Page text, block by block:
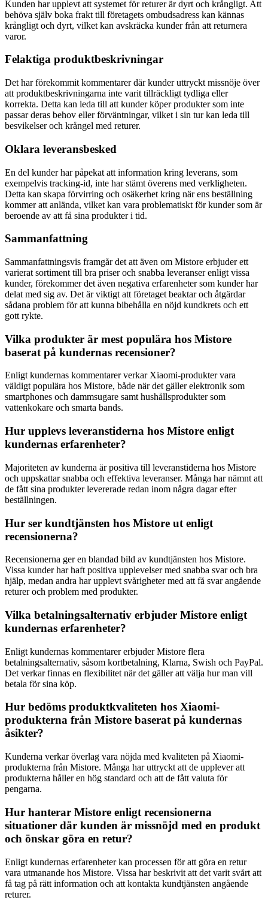
Kunden har upplevt att systemet för returer är dyrt och krångligt. Att
behöva själv boka frakt till företagets ombudsadress kan kännas
krångligt och dyrt, vilket kan avskräcka kunder från att returnera
varor.
Felaktiga produktbeskrivningar
Det har förekommit kommentarer där kunder uttryckt missnöje över
att produktbeskrivningarna inte varit tillräckligt tydliga eller
korrekta. Detta kan leda till att kunder köper produkter som inte
passar deras behov eller förväntningar, vilket i sin tur kan leda till
besvikelser och krångel med returer.
Oklara leveransbesked
En del kunder har påpekat att information kring leverans, som
exempelvis tracking-id, inte har stämt överens med verkligheten.
Detta kan skapa förvirring och osäkerhet kring när ens beställning
kommer att anlända, vilket kan vara problematiskt för kunder som är
beroende av att få sina produkter i tid.
Sammanfattning
Sammanfattningsvis framgår det att även om Mistore erbjuder ett
varierat sortiment till bra priser och snabba leveranser enligt vissa
kunder, förekommer det även negativa erfarenheter som kunder har
delat med sig av. Det är viktigt att företaget beaktar och åtgärdar
sådana problem för att kunna bibehålla en nöjd kundkrets och ett
gott rykte.
Vilka produkter är mest populära hos Mistore
baserat på kundernas recensioner?
Enligt kundernas kommentarer verkar Xiaomi-produkter vara
väldigt populära hos Mistore, både när det gäller elektronik som
smartphones och dammsugare samt hushållsprodukter som
vattenkokare och smarta bands.
Hur upplevs leveranstiderna hos Mistore enligt
kundernas erfarenheter?
Majoriteten av kunderna är positiva till leveranstiderna hos Mistore
och uppskattar snabba och effektiva leveranser. Många har nämnt att
de fått sina produkter levererade redan inom några dagar efter
beställningen.
Hur ser kundtjänsten hos Mistore ut enligt
recensionerna?
Recensionerna ger en blandad bild av kundtjänsten hos Mistore.
Vissa kunder har haft positiva upplevelser med snabba svar och bra
hjälp, medan andra har upplevt svårigheter med att få svar angående
returer och problem med produkter.
Vilka betalningsalternativ erbjuder Mistore enligt
kundernas erfarenheter?
Enligt kundernas kommentarer erbjuder Mistore flera
betalningsalternativ, såsom kortbetalning, Klarna, Swish och PayPal.
Det verkar finnas en flexibilitet när det gäller att välja hur man vill
betala för sina köp.
Hur bedöms produktkvaliteten hos Xiaomi-
produkterna från Mistore baserat på kundernas
åsikter?
Kunderna verkar överlag vara nöjda med kvaliteten på Xiaomi-
produkterna från Mistore. Många har uttryckt att de upplever att
produkterna håller en hög standard och att de fått valuta för
pengarna.
Hur hanterar Mistore enligt recensionerna
situationer där kunden är missnöjd med en produkt
och önskar göra en retur?
Enligt kundernas erfarenheter kan processen för att göra en retur
vara utmanande hos Mistore. Vissa har beskrivit att det varit svårt att
få tag på rätt information och att kontakta kundtjänsten angående
returer.